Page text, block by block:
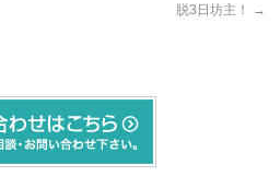
脱3日坊主！ →